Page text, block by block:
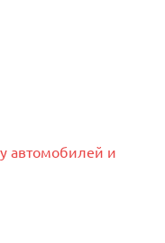
автомобилей и